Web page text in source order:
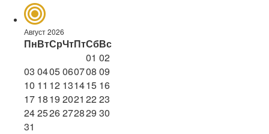
Август 2026
ПнВтСрЧтПтСбВс
01 02
03 0405060708 09
10 11 12 131415 16
17 1819 2021 2223
242526272829 30
31